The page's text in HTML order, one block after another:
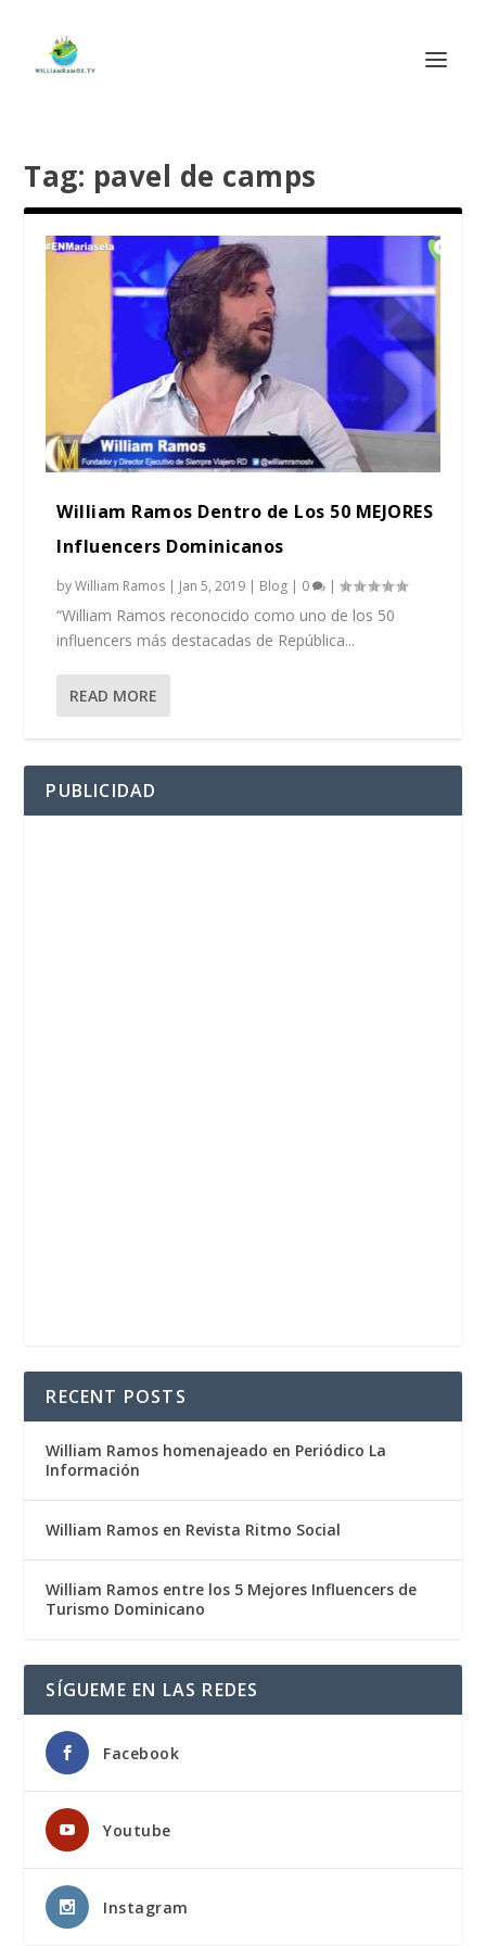
Tag: pavel de camps
William Ramos Dentro de Los 50 MEJORES
Influencers Dominicanos
byWilliam Ramos | Jan 5, 2019 | Blog | 0 |
“William Ramos reconocido como uno de los 50
influencers más destacadas de República...
READ MORE
PUBLICIDAD
RECENT POSTS
William Ramos homenajeado en Periódico La
Información
William Ramos en Revista Ritmo Social
William Ramos entre los 5 Mejores Influencers de
Turismo Dominicano
SÍGUEME EN LAS REDES
Facebook
Youtube
Instagram